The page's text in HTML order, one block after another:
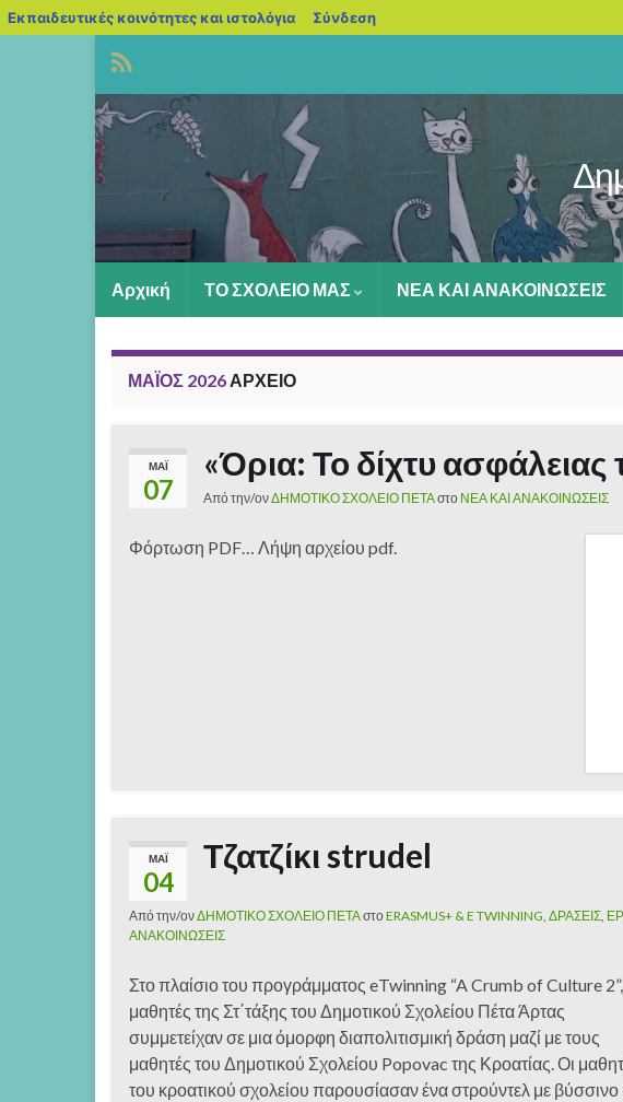
Εκπαιδευτικές κοινότητες και ιστολόγια blogs.sch.gr
Σύνδεση
Αρχική ΤΟ ΣΧΟΛΕΙΟ ΜΑΣ ΝΕΑ ΚΑΙ ΑΝΑΚΟΙΝΩΣΕΙΣ
ΜΆΙΟΣ 2026 ΑΡΧΕΊΟ
ΜΆΙ
07
«Όρια: Το δίχτυ ασφάλειας
Από την/ονΔΗΜΟΤΙΚΟ ΣΧΟΛΕΙΟ ΠΕΤΑστο ΝΕΑ ΚΑΙ ΑΝΑΚΟΙΝΩΣΕΙΣ
Φόρτωση PDF… Λήψη αρχείου pdf.
ΜΆΙ
04
Τζατζίκι strudel
Από την/ονΔΗΜΟΤΙΚΟ ΣΧΟΛΕΙΟ ΠΕΤΑστο ERASMUS+ & E TWINNING, ΔΡΑΣΕΙΣ,
ΑΝΑΚΟΙΝΩΣΕΙΣ
Στο πλαίσιο του προγράμματος eTwinning “A Crumb of Culture
μαθητές της Στ΄τάξης του Δημοτικού Σχολείου Πέτα Άρτας
συμμετείχαν σε μια όμορφη διαπολιτισμική δράση μαζί με τους
μαθητές του Δημοτικού Σχολείου Popovac της Κροατίας. Οι
του κροατικού σχολείου παρουσίασαν ένα στρούντελ με βύσσινο